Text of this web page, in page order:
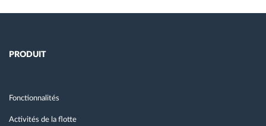
PRODUIT
Fonctionnalités
Activités de la flotte